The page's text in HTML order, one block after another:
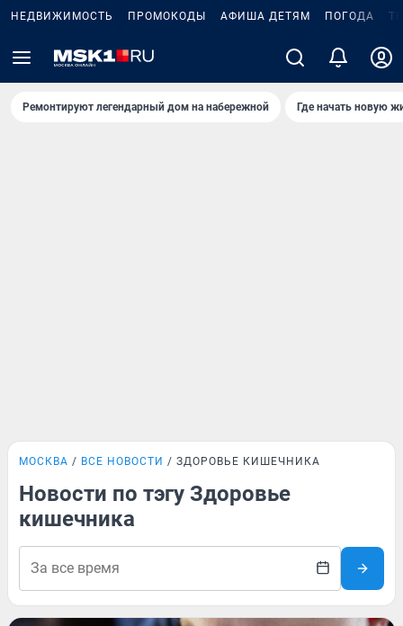
НЕДВИЖИМОСТЬ ПРОМОКОДЫ АФИША ДЕТЯМ ПОГОДА
Ремонтируют легендарный дом на набережной Где начать новую
МОСКВА ВСЕ НОВОСТИ ЗДОРОВЬЕ КИШЕЧНИКА
Новости по тэгу Здоровье
кишечника